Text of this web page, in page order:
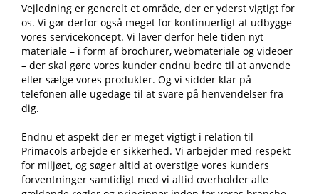
Vejledning er generelt et område, der er yderst vigtigt for
os. Vi gør derfor også meget for kontinuerligt at udbygge
vores servicekoncept. Vi laver derfor hele tiden nyt
materiale – i form af brochurer, webmateriale og videoer
– der skal gøre vores kunder endnu bedre til at anvende
eller sælge vores produkter. Og vi sidder klar på
telefonen alle ugedage til at svare på henvendelser fra
dig.
Endnu et aspekt der er meget vigtigt i relation til
Primacols arbejde er sikkerhed. Vi arbejder med respekt
for miljøet, og søger altid at overstige vores kunders
forventninger samtidigt med vi altid overholder alle